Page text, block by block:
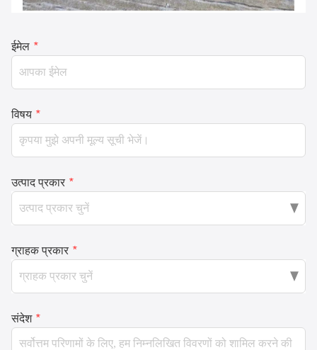
ईमेल *
विषय *
उत्पाद प्रकार *
ग्राहक प्रकार *
संदेश *